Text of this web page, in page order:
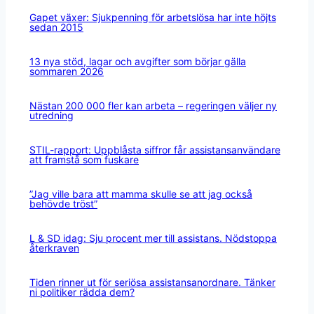
Gapet växer: Sjukpenning för arbetslösa har inte höjts
sedan 2015
13 nya stöd, lagar och avgifter som börjar gälla
sommaren 2026
Nästan 200 000 fler kan arbeta – regeringen väljer ny
utredning
STIL-rapport: Uppblåsta siffror får assistansanvändare
att framstå som fuskare
”Jag ville bara att mamma skulle se att jag också
behövde tröst”
L & SD idag: Sju procent mer till assistans. Nödstoppa
återkraven
Tiden rinner ut för seriösa assistansanordnare. Tänker
ni politiker rädda dem?